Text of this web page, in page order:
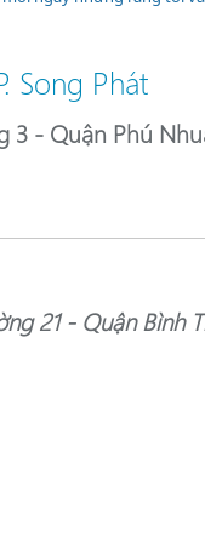
Song Phát
3 - Quận Phú
21 - Quận Bình